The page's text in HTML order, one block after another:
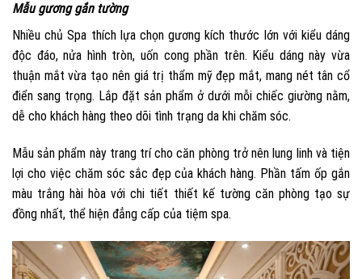
Mẫu gương gắn tường
Nhiều chủ Spa thích lựa chọn gương kích thước lớn với kiểu dáng
độc đáo, nửa hình tròn, uốn cong phần trên. Kiểu dáng này vừa
thuận mắt vừa tạo nên giá trị thẩm mỹ đẹp mắt, mang nét tân cổ
điển sang trọng. Lắp đặt sản phẩm ở dưới mỗi chiếc giường nằm,
dễ cho khách hàng theo dõi tình trạng da khi chăm sóc.
Mẫu sản phẩm này trang trí cho căn phòng trở nên lung linh và tiện
lợi cho việc chăm sóc sắc đẹp của khách hàng. Phần tấm ốp gắn
màu trắng hài hòa với chi tiết thiết kế tường căn phòng tạo sự
đồng nhất, thể hiện đẳng cấp của tiệm spa.